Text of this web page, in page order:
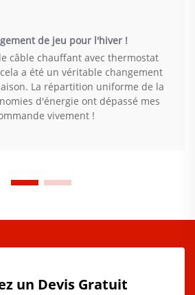
de jeu pour l'hiver !
câble chauffant avec thermostat
a été un véritable changement
La répartition uniforme de la
d'énergie ont dépassé mes
vivement !
un Devis Gratuit